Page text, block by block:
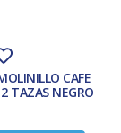
CAFE
TAZAS NEGRO